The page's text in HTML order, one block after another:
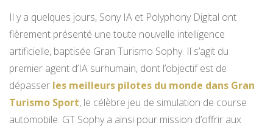
Il y a quelques jours, Sony IA et Polyphony Digital ont
fièrement présenté une toute nouvelle intelligence
artificielle, baptisée Gran Turismo Sophy. Il s’agit du
premier agent d’IA surhumain, dont l’objectif est de
dépasser les meilleurs pilotes du monde dans Gran
Turismo Sport, le célèbre jeu de simulation de course
automobile. GT Sophy a ainsi pour mission d’offrir aux